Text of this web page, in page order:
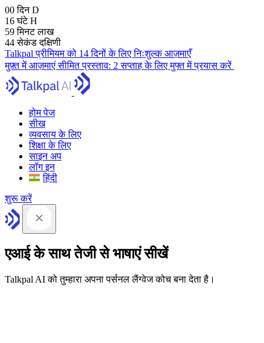
00 दिनD
16 घंटेH
59 मिनटलाख
43 सेकंडदक्षिणी
Talkpal प्रीमियम को 14 दिनों के लिए निःशुल्क आज़माएँ
मुफ़्त में आज़माएंसीमित प्रस्ताव: 2 सप्ताह के लिए मुफ्त में प्रयास करें
होम पेज
सीख
व्यवसाय के लिए
शिक्षा के लिए
साइन अप
लॉग इन
हिंदी
शुरू करें
एआई के साथ तेजी से भाषाएं सीखें
Talkpal AI को तुम्हारा अपना पर्सनल लैंग्वेज कोच बना देता है।